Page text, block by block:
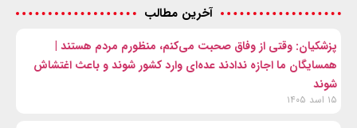
آخرین مطالب
پزشکیان: وقتی از وفاق صحبت می‌کنم، منظورم مردم هستند |
همسایگان ما اجازه ندادند عده‌ای وارد کشور شوند و باعث اغتشاش
شوند
۱۵ اسد ۱۴۰۵